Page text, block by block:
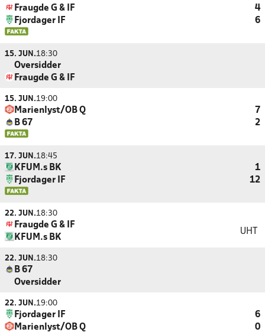
Fraugde G & IF
4
Fjordager IF
6
15. JUN.18:30
Oversidder
Fraugde G & IF
15. JUN.19:00
Marienlyst/OB Q
7
B 67
2
17. JUN.18:45
KFUM.s BK
1
Fjordager IF
12
22. JUN.18:30
Fraugde G & IF
KFUM.s BK
UHT
22. JUN.18:30
B 67
Oversidder
22. JUN.19:00
Fjordager IF
6
Marienlyst/OB Q
0